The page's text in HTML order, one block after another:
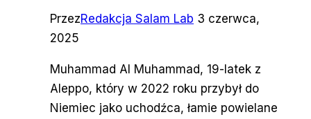
PrzezRedakcja Salam Lab 3 czerwca,
2025
Muhammad Al Muhammad, 19-latek z
Aleppo, który w 2022 roku przybył do
Niemiec jako uchodźca, łamie powielane